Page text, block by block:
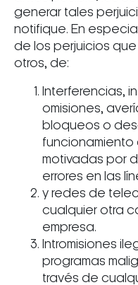
generar tales
notifique. En
de los perjuicios
otros, de:
Interferencias,
omisiones,
bloqueos o
funcionamiento
motivadas por
errores en las
y redes de
cualquier otra
empresa.
Intromisiones
programas
través de